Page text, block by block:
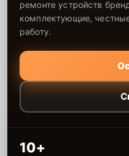
ремонте устройств
комплектующие,
работу.
10+